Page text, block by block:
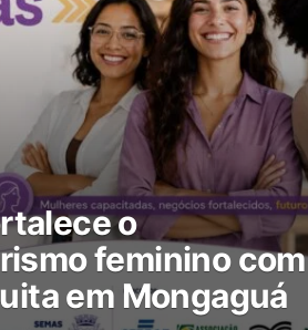
o
feminino com
em Mongaguá